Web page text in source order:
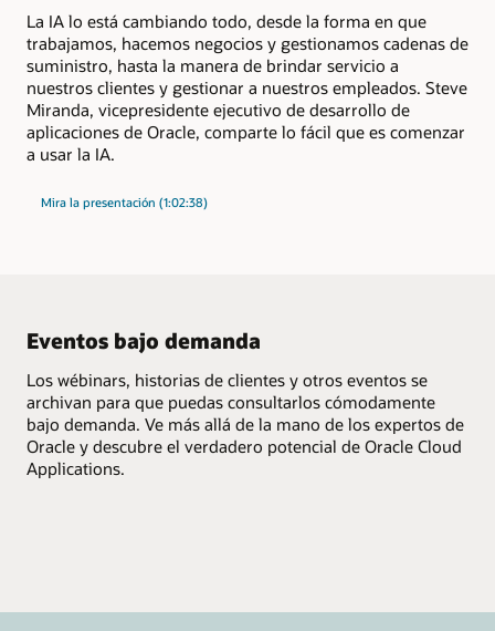
La IA lo está cambiando todo, desde la forma en que
trabajamos, hacemos negocios y gestionamos cadenas de
suministro, hasta la manera de brindar servicio a
nuestros clientes y gestionar a nuestros empleados. Steve
Miranda, vicepresidente ejecutivo de desarrollo de
aplicaciones de Oracle, comparte lo fácil que es comenzar
a usar la IA.
Mira la presentación (1:02:38)
Eventos bajo demanda
Los wébinars, historias de clientes y otros eventos se
archivan para que puedas consultarlos cómodamente
bajo demanda. Ve más allá de la mano de los expertos de
Oracle y descubre el verdadero potencial de Oracle Cloud
Applications.